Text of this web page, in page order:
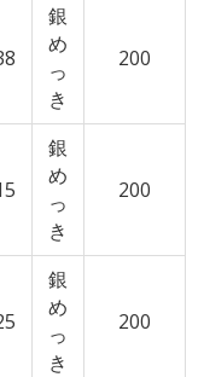
銀
め
っ
き
200
銀
め
っ
き
200
銀
め
っ
き
200